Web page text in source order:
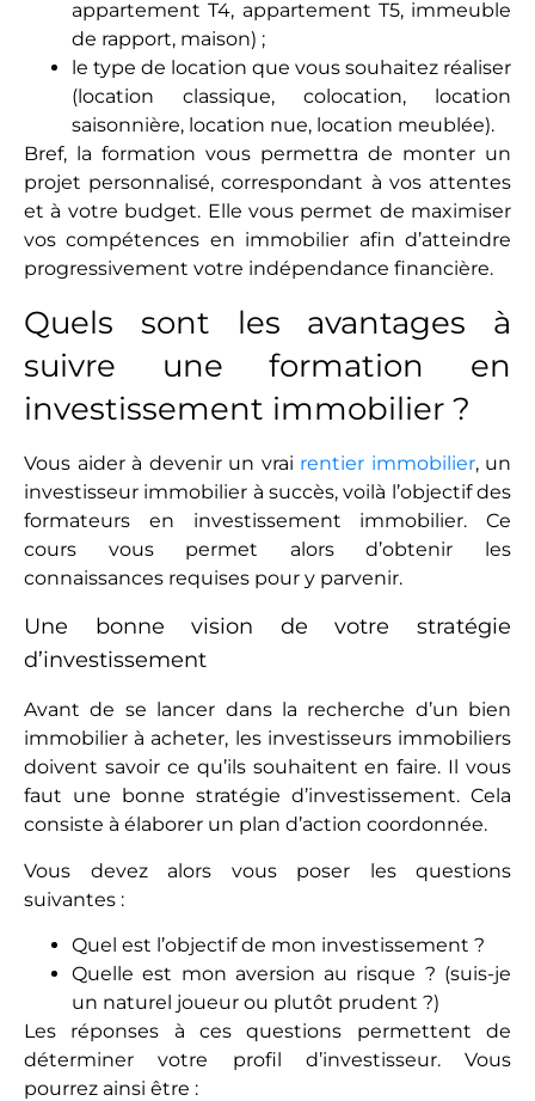
appartement T4, appartement T5, immeuble
de rapport, maison) ;
le type de location que vous souhaitez réaliser
(location classique, colocation, location
saisonnière, location nue, location meublée).
Bref, la formation vous permettra de monter un
projet personnalisé, correspondant à vos attentes
et à votre budget. Elle vous permet de maximiser
vos compétences en immobilier afin d’atteindre
progressivement votre indépendance financière.
Quels sont les avantages à
suivre une formation en
investissement immobilier ?
Vous aider à devenir un vrai rentier immobilier, un
investisseur immobilier à succès, voilà l’objectif des
formateurs en investissement immobilier. Ce
cours vous permet alors d’obtenir les
connaissances requises pour y parvenir.
Une bonne vision de votre stratégie
d’investissement
Avant de se lancer dans la recherche d’un bien
immobilier à acheter, les investisseurs immobiliers
doivent savoir ce qu’ils souhaitent en faire. Il vous
faut une bonne stratégie d’investissement. Cela
consiste à élaborer un plan d’action coordonnée.
Vous devez alors vous poser les questions
suivantes :
Quel est l’objectif de mon investissement ?
Quelle est mon aversion au risque ? (suis-je
un naturel joueur ou plutôt prudent ?)
Les réponses à ces questions permettent de
déterminer votre profil d’investisseur. Vous
pourrez ainsi être :